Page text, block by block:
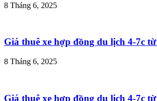
8 Tháng 6, 2025
Giá thuê xe hợp đồng du lịch 4-7c
8 Tháng 6, 2025
Giá thuê xe hợp đồng du lịch 4-7c